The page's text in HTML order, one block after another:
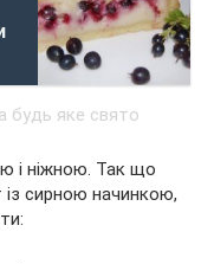
і ніжною. Так що
сирною начинкою,